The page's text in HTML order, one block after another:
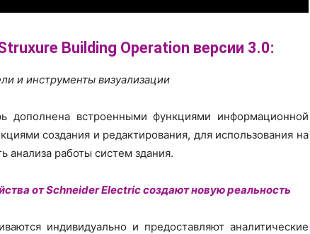
Building Operation версии 3.0:
и инструменты визуализации
дополнена встроенными функциями информационной
создания и редактирования, для использования на
работы систем здания.
от Schneider Electric создают новую реальность
индивидуально и предоставляют аналитические